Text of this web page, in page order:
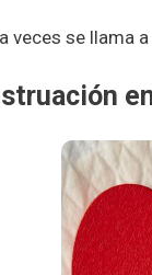
veces se llama